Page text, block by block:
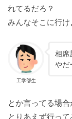
れてるだろ？
みんなそこに行
工学部生
相席
やだ
とか言ってる場合
とりあえず行っ